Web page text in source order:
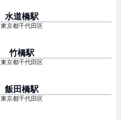
水道橋駅
東京都千代田区
竹橋駅
東京都千代田区
飯田橋駅
東京都千代田区